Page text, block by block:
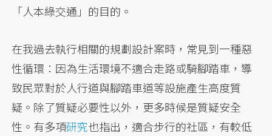
「人本綠交通」的目的。
在我過去執行相關的規劃設計案時，常見到一種惡
性循環：因為生活環境不適合走路或騎腳踏車，導
致民眾對於人行道與腳踏車道等設施產生高度質
疑。除了質疑必要性以外，更多時候是質疑安全
性。有多項研究也指出，適合步行的社區，有較低